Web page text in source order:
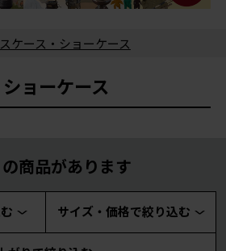
ケース・ショーケース
ョーケース
の商品があります
サイズ・価格で絞り込む